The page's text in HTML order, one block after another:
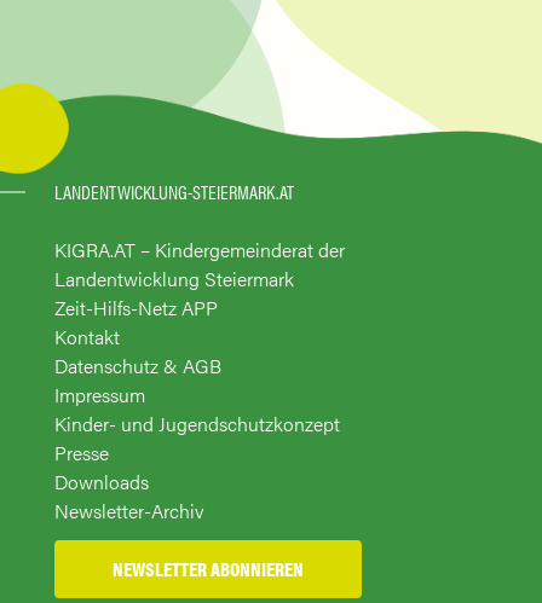
LANDENTWICKLUNG-STEIERMARK.AT
KIGRA.AT – Kindergemeinderat der
Landentwicklung Steiermark
Zeit-Hilfs-Netz APP
Kontakt
Datenschutz & AGB
Impressum
Kinder- und Jugendschutzkonzept
Presse
Downloads
Newsletter-Archiv
NEWSLETTER ABONNIEREN